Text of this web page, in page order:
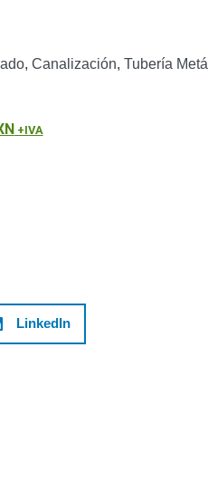
de
CVI
, Canalización, Tubería
LinkedIn